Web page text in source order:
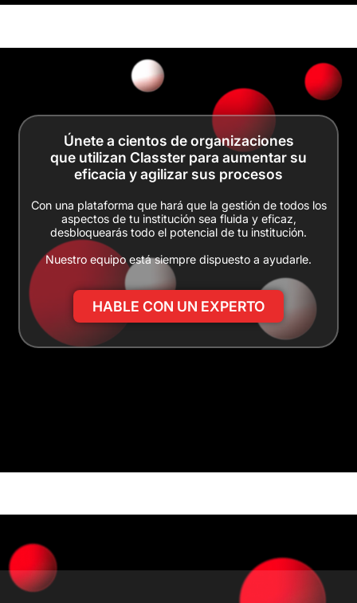
Únete a cientos de organizaciones
que utilizan Classter para aumentar su
eficacia y agilizar sus procesos
Con una plataforma que hará que la gestión de todos los
aspectos de tu institución sea fluida y eficaz,
desbloquearás todo el potencial de tu institución.
Nuestro equipo está siempre dispuesto a ayudarle.
HABLE CON UN EXPERTO